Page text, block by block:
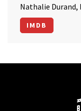
Nathalie Durand,
IMDB